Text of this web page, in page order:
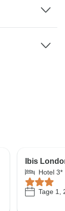
Ibis
Hotel 3*
Tage 1,